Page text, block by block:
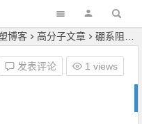
博客 高分子文章 硼系阻燃剂
发表评论 1 views